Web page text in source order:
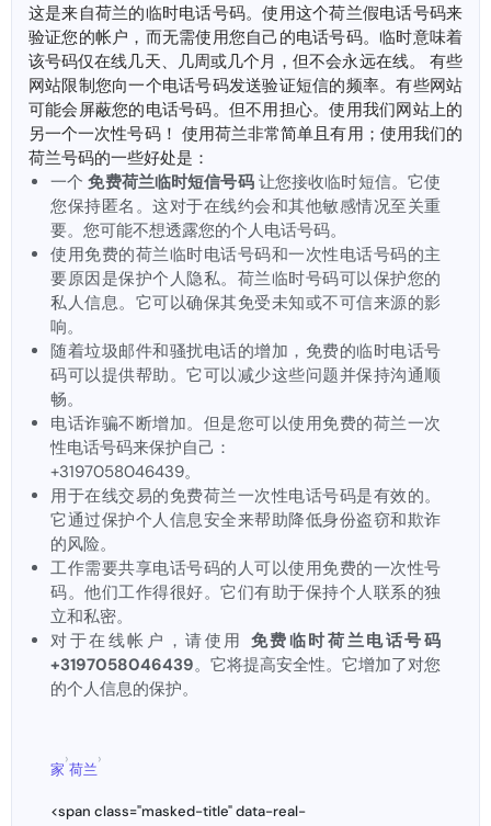
这是来自荷兰的临时电话号码。使用这个荷兰假电话号码来
验证您的帐户，而无需使用您自己的电话号码。临时意味着
该号码仅在线几天、几周或几个月，但不会永远在线。 有些
网站限制您向一个电话号码发送验证短信的频率。有些网站
可能会屏蔽您的电话号码。但不用担心。使用我们网站上的
另一个一次性号码！ 使用荷兰非常简单且有用；使用我们的
荷兰号码的一些好处是：
一个免费荷兰临时短信号码让您接收临时短信。它使
您保持匿名。这对于在线约会和其他敏感情况至关重
要。您可能不想透露您的个人电话号码。
使用免费的荷兰临时电话号码和一次性电话号码的主
要原因是保护个人隐私。荷兰临时号码可以保护您的
私人信息。它可以确保其免受未知或不可信来源的影
响。
随着垃圾邮件和骚扰电话的增加，免费的临时电话号
码可以提供帮助。它可以减少这些问题并保持沟通顺
畅。
电话诈骗不断增加。但是您可以使用免费的荷兰一次
性电话号码来保护自己：
+3197058046439。
用于在线交易的免费荷兰一次性电话号码是有效的。
它通过保护个人信息安全来帮助降低身份盗窃和欺诈
的风险。
工作需要共享电话号码的人可以使用免费的一次性号
码。他们工作得很好。它们有助于保持个人联系的独
立和私密。
对于在线帐户，请使用 免费临时荷兰电话号码
+3197058046439。它将提高安全性。它增加了对您
的个人信息的保护。
家
›
荷兰
›
<span class="masked-title" data-real-